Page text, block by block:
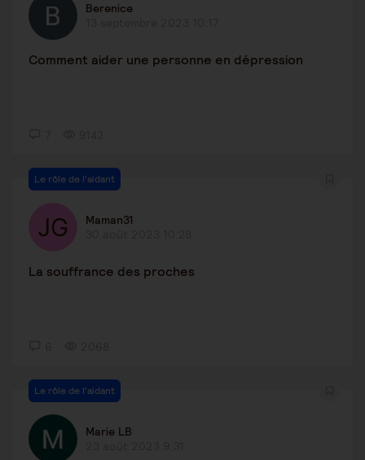
Berenice
Comment aider une personne en dépression
Le rôle de l'aidant
Maman31
La souffrance des proches
Le rôle de l'aidant
Marie LB